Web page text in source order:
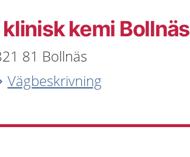
kemi Bollnäs
81 Bollnäs
Vägbeskrivning